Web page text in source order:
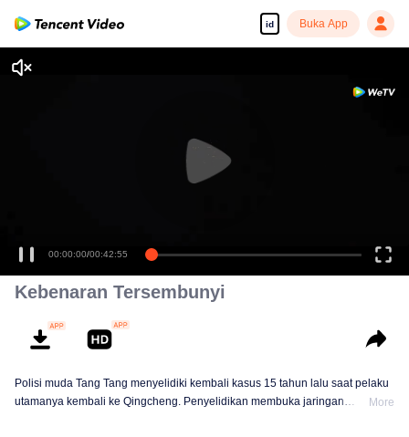
id Buka App
00:00:00/00:42:55
Kebenaran Tersembunyi
Polisi muda Tang Tang menyelidiki kembali kasus 15 tahun lalu saat pelaku
utamanya kembali ke Qingcheng. Penyelidikan membuka jaringan
More